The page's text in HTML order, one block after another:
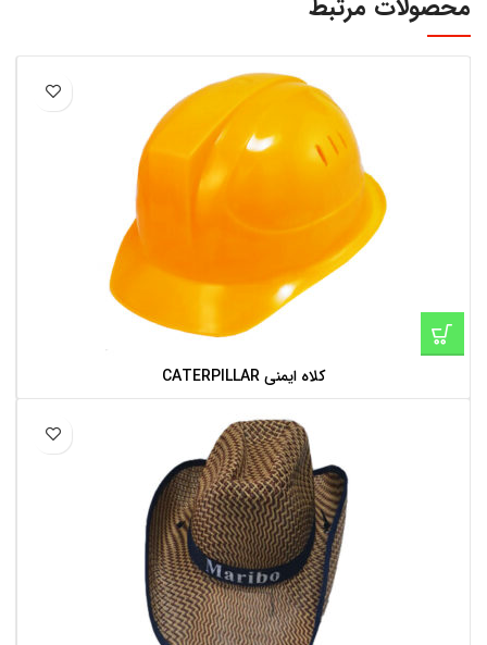
محصولات مرتبط
کلاه ایمنی CATERPILLAR